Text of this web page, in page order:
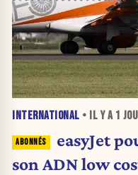
INTERNATIONAL • IL Y A 1
easyJet
son ADN low